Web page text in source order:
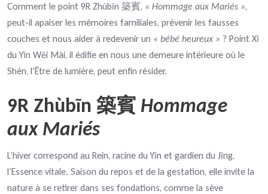
Comment le point 9R Zhùbīn 築賓, « Hommage aux Mariés »,
peut-il apaiser les mémoires familiales, prévenir les fausses
couches et nous aider à redevenir un « bébé heureux » ? Point Xī
du Yīn Wēi Mài, il édifie en nous une demeure intérieure où le
Shén, l’Être de lumière, peut enfin résider.
9R Zhùbīn 築賓 Hommage
aux Mariés
L’hiver correspond au Rein, racine du Yīn et gardien du Jīng,
l’Essence vitale. Saison du repos et de la gestation, elle invite la
nature à se retirer dans ses fondations, comme la sève